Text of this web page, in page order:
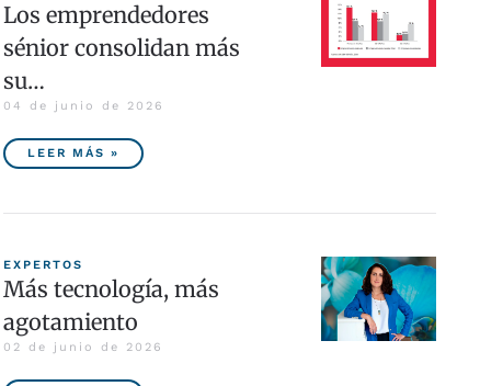
Los emprendedores
sénior consolidan más
su…
04 de junio de 2026
LEER MÁS »
EXPERTOS
Más tecnología, más
agotamiento
02 de junio de 2026